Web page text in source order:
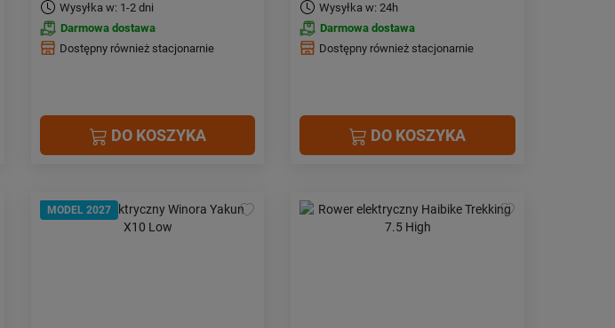
Wysyłka w: 1-2 dni
Darmowa dostawa
Dostępny również stacjonarnie
DO KOSZYKA
Wysyłka w: 24h
Darmowa dostawa
Dostępny również stacjonarnie
DO KOSZYKA
MODEL 2027